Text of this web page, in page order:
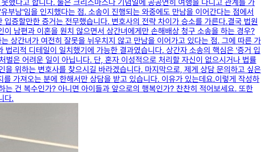
했다고 합니다. ​둘은 크리스마스나 기념일에 공공연히 여행을 다니고 관계를 가
부남'임을 인지했다는 점. ​소송이 진행되는 와중에도 만남을 이어간다는 점에서
증할만한 증거는 전무했습니다. 변호사의 전략 차이가 승소를 가른다.​결국 법원
남편과 이혼을 원치 않으면서 상간녀에게만 손해배상 청구 소송을 하는 경우?​
상간녀가 여전히 잘못을 뉘우치지 않고 만남을 이어가고 있다는 점. ​그에 따른 가
리적 디테일이 일치했기에 가능한 결과였습니다. ​상간자 소송의 핵심은 '증거 입
은 어려운 일이 아닙니다. ​단, 혼자 이성적으로 처리할 자신이 없으시거나 법률
위하는 변호사를 찾으시길 바라겠습니다. 마지막으로, 제게 상담 문의하고 싶은
가져오는 분에 한해서만 상담을 받고 있습니다. 이유가 있는데요.​이렇게 작성하
건 복수인가? 아니면 아이들과 앞으로의 행복인가? 찬찬히 적어보세요. ​또한
다.